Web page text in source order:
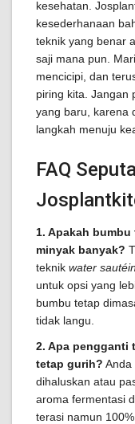
kesehatan.
kesederhanaan
teknik yang benar
saji mana pun.
mencicipi, dan
piring kita. Jangan
yang baru, karena
langkah menuju
FAQ
1. Apakah
minyak banyak?
teknik water
untuk opsi yang
bumbu tetap
tidak langu.
2. Apa pengganti
tetap gurih? Anda
dihaluskan atau
aroma fermentasi
terasi namun